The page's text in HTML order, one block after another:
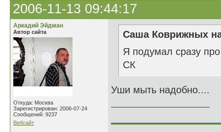
2006-11-13 09:44:17
Аркадий Эйдман
Автор сайта
Откуда: Москва
Зарегистрирован: 2006-07-24
Сообщений: 9237
Вебсайт
Саша Коврижных
Я подумал сразу
СК
Уши мыть надобно....